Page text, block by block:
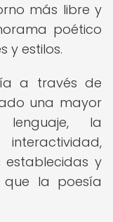
más libre y
poético
y estilos.
a través de
una mayor
lenguaje, la
establecidas y
la poesía